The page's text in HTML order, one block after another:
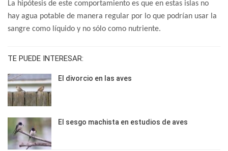
La hipótesis de este comportamiento es que en estas islas no
hay agua potable de manera regular por lo que podrían usar la
sangre como líquido y no sólo como nutriente.
TE PUEDE INTERESAR:
El divorcio en las aves
El sesgo machista en estudios de aves